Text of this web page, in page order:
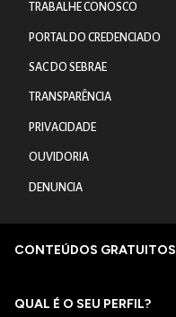
TRABALHE CONOSCO
PORTAL DO CREDENCIADO
SAC DO SEBRAE
TRANSPARÊNCIA
PRIVACIDADE
OUVIDORIA
DENUNCIA
CONTEÚDOS GRATUITOS
QUAL É O SEU PERFIL?